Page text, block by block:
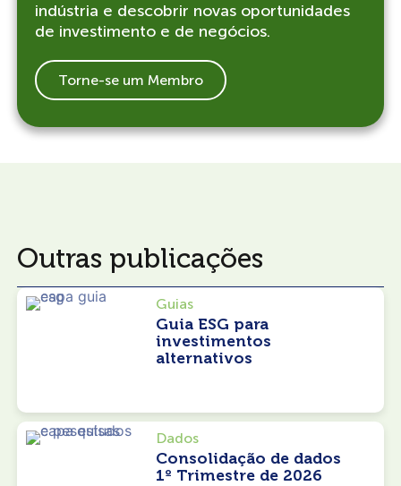
indústria e descobrir novas oportunidades
de investimento e de negócios.
Torne-se um Membro
Outras publicações
Guias
Guia ESG para
investimentos
alternativos
Dados
Consolidação de dados
1º Trimestre de 2026